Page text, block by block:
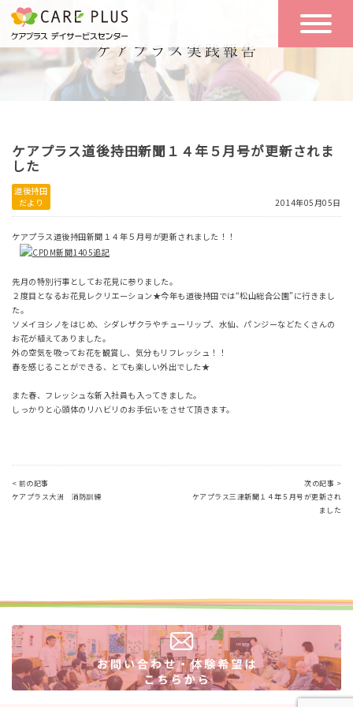
こんな方に
おすすめ
一日の流れ
一日体験
空き状況
お問い合わせ
ケアプラス道後持田新聞１４年５月号が更新されま
した
道後持田
だより
2014年05月05日
ケアプラス道後持田新聞１４年５月号が更新されました！！
先月の特別行事としてお花見に参りました。
２度目となるお花見レクリエーション★今年も道後持田では“松山総合公園”に行きまし
た。
ソメイヨシノをはじめ、シダレザクラやチューリップ、水仙、パンジーなどたくさんの
お花が植えてありました。
外の空気を吸ってお花を観賞し、気分もリフレッシュ！！
春を感じることができる、とても楽しい外出でした★
また春、フレッシュな新入社員も入ってきました。
しっかりと心頭体のリハビリのお手伝いをさせて頂きます。
< 前の記事
ケアプラス大洲 消防訓練
次の記事 >
ケアプラス三津新聞１４年５月号が更新され
ました